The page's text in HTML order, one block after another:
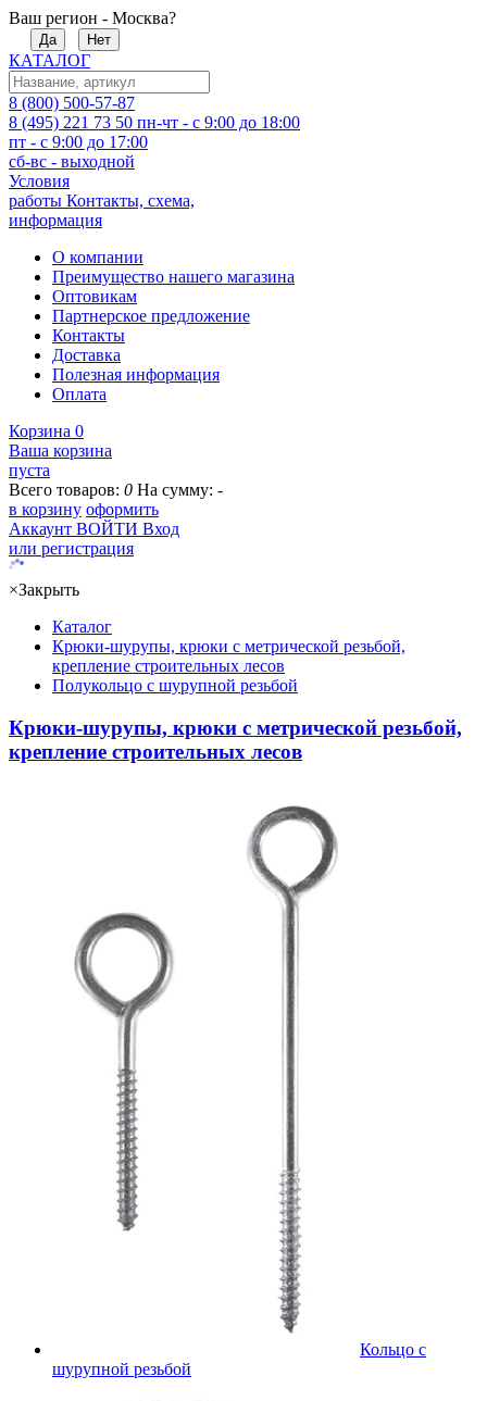
Ваш регион - Москва?
Да Нет
КАТАЛОГ
8 (800) 500-57-87
8 (495) 221 73 50 пн-чт - с 9:00 до 18:00
пт - с 9:00 до 17:00
сб-вс - выходной
Условия
работы Контакты, схема,
информация
О компании
Преимущество нашего магазина
Оптовикам
Партнерское предложение
Контакты
Доставка
Полезная информация
Оплата
Корзина 0
Ваша корзина
пуста
Всего товаров: 0 На сумму: -
в корзину оформить
Аккаунт ВОЙТИ Вход
или регистрация
×Закрыть
Каталог
Крюки-шурупы, крюки с метрической резьбой,
крепление строительных лесов
Полукольцо с шурупной резьбой
Крюки-шурупы, крюки с метрической резьбой,
крепление строительных лесов
Кольцо с
шурупной резьбой